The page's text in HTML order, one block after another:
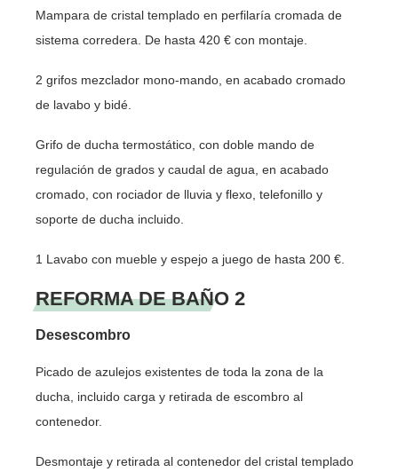
Mampara de cristal templado en perfilaría cromada de
sistema corredera. De hasta 420 € con montaje.
2 grifos mezclador mono-mando, en acabado cromado
de lavabo y bidé.
Grifo de ducha termostático, con doble mando de
regulación de grados y caudal de agua, en acabado
cromado, con rociador de lluvia y flexo, telefonillo y
soporte de ducha incluido.
1 Lavabo con mueble y espejo a juego de hasta 200 €.
REFORMA DE BAÑO 2
Desescombro
Picado de azulejos existentes de toda la zona de la
ducha, incluido carga y retirada de escombro al
contenedor.
Desmontaje y retirada al contenedor del cristal templado